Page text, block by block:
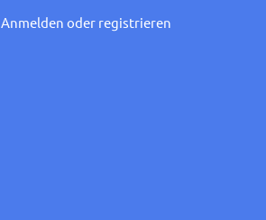
Anmelden oder registrieren